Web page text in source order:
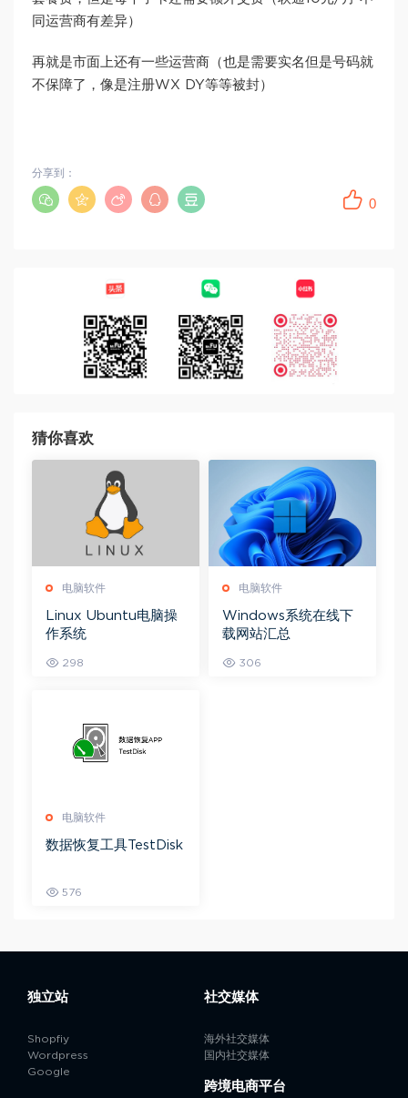
同运营商有差异）
再就是市面上还有一些运营商（也是需要实名但是号码就
不保障了，像是注册WX DY等等被封）
0
分享到：
猜你喜欢
电脑软件
Linux Ubuntu电脑操
作系统
298
电脑软件
Windows系统在线下
载网站汇总
306
电脑软件
数据恢复工具TestDisk
576
独立站
Shopfiy
Wordpress
Google
社交媒体
海外社交媒体
国内社交媒体
跨境电商平台